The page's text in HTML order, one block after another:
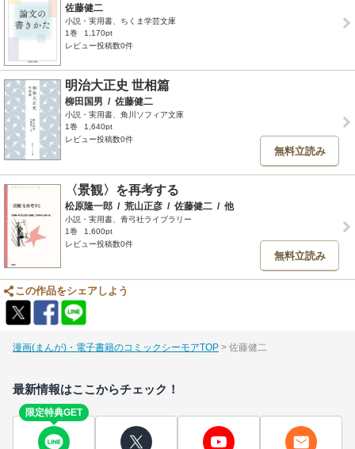
佐藤健二
小説・実用書、ちくま学芸文庫
1巻
1,170pt
レビュー投稿数0件
明治大正史 世相篇
柳田国男 / 佐藤健二
小説・実用書、角川ソフィア文庫
1巻
1,640pt
レビュー投稿数0件
無料立読み
〈景観〉を再考する
松原隆一郎 / 荒山正彦 / 佐藤健二 / 他
小説・実用書、青弓社ライブラリー
1巻
1,600pt
レビュー投稿数0件
無料立読み
この作品をシェアしよう
漫画(まんが)・電子書籍のコミックシーモアTOP 佐藤健二
最新情報はここからチェック！
限定特典GET